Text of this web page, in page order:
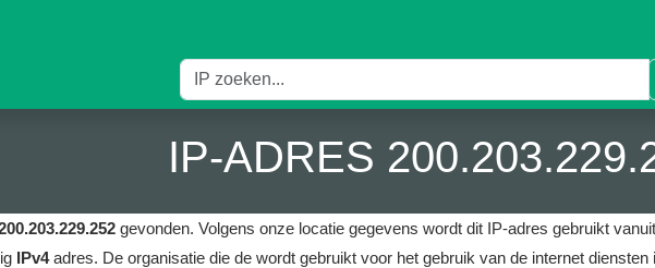
IP-ADRES
gevonden. Volgens onze locatie gegevens wordt dit IP-adres gebruikt
IPv4adres. De organisatie die de wordt gebruikt voor het gebruik van de internet